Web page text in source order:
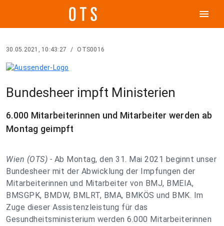
menu
30.05.2021, 10:43:27 / OTS0016
Bundesheer impft Ministerien
6.000 Mitarbeiterinnen und Mitarbeiter werden ab
Montag geimpft
Wien (OTS) - Ab Montag, den 31. Mai 2021 beginnt unser
Bundesheer mit der Abwicklung der Impfungen der
Mitarbeiterinnen und Mitarbeiter von BMJ, BMEIA,
BMSGPK, BMDW, BMLRT, BMA, BMKÖS und BMK. Im
Zuge dieser Assistenzleistung für das
Gesundheitsministerium werden 6.000 Mitarbeiterinnen